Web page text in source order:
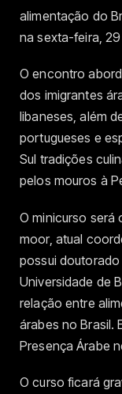
alimentação do
na sexta-feira,
O encontro
dos imigrantes
libaneses, além
portugueses e
Sul tradições
pelos mouros à
O minicurso será
moor, atual
possui
Universidade de
relação entre
árabes no Brasil.
Presença Árabe
O curso ficará